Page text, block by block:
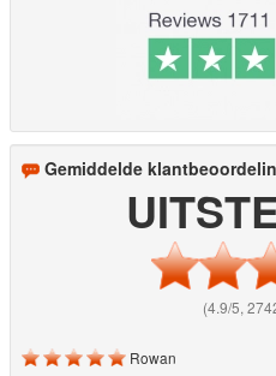
Gemiddelde
(4.9/5,
Rowan